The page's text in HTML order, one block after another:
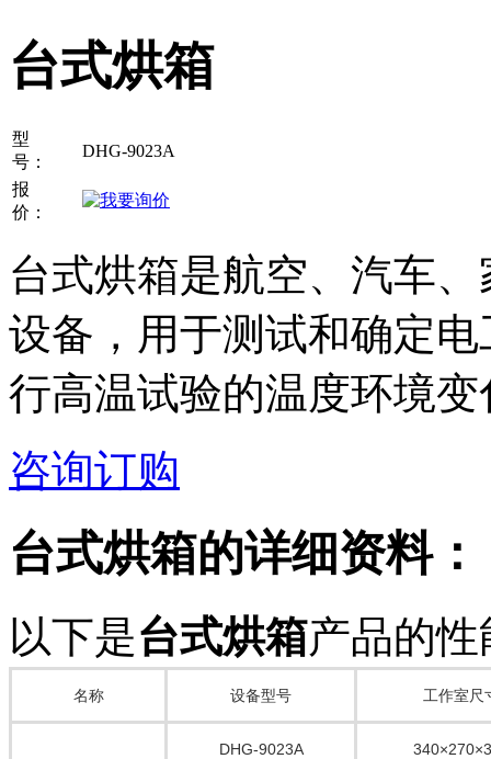
台式烘箱
型
号：
DHG-9023A
报
价：
台式烘箱是航空、汽车
设备，用于测试和确定
行高温试验的温度环境
咨询订购
台式烘箱的详细资料：
以下是台式烘箱产品的
名称 设备型号 工作室尺
DHG-9023A